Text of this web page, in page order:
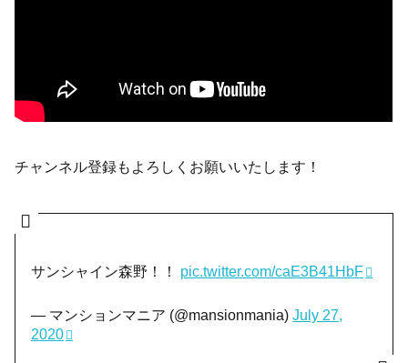
チャンネル登録もよろしくお願いいたします！
サンシャイン森野！！ pic.twitter.com/caE3B41HbF
— マンションマニア (@mansionmania)July 27,
2020